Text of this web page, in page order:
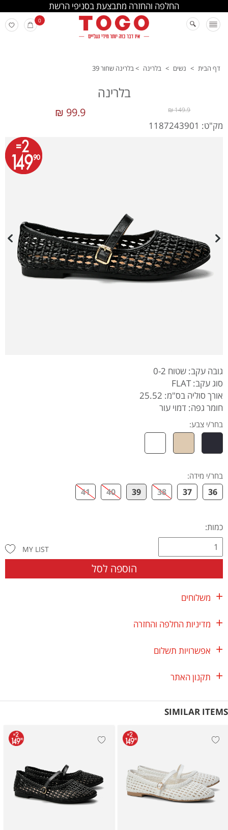
החלפה והחזרה מתבצעת בסניפי הרשת
0
דף הבית > נשים > בלרינה >בלרינה שחור 39
בלרינה
99.9 ₪ 149.9 ₪
מק"ט: 1187243901
גובה עקב: שטוח 0-2
סוג עקב: FLAT
אורך סוליה בס"מ: 25.52
חומר גפה: דמוי עור
בחר/י צבע:
בחר/י מידה:
36
37
38
39
40
41
כמות:
הוספה לסל
MY LIST
משלוחים
מדיניות החלפה והחזרה
אפשרויות תשלום
תקנון האתר
SIMILAR ITEMS